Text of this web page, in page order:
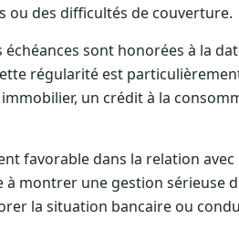
ou des difficultés de couverture.
sont honorées à la
régularité est
un crédit à la
favorable dans la relation
montrer une gestion sérieuse
la situation bancaire ou